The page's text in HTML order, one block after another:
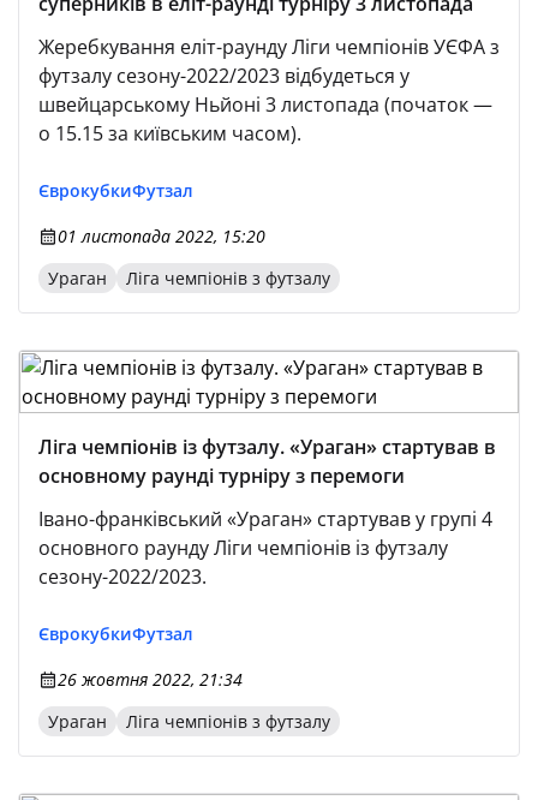
Жеребкування еліт-раунду Ліги чемпіонів УЄФА з
футзалу сезону-2022/2023 відбудеться у
швейцарському Ньйоні 3 листопада (початок —
о 15.15 за київським часом).
ЄврокубкиФутзал
01 листопада 2022, 15:20
Ураган
Ліга чемпіонів з футзалу
Ліга чемпіонів із футзалу. «Ураган» стартував в
основному раунді турніру з перемоги
Івано-франківський «Ураган» стартував у групі 4
основного раунду Ліги чемпіонів із футзалу
сезону-2022/2023.
ЄврокубкиФутзал
26 жовтня 2022, 21:34
Ураган
Ліга чемпіонів з футзалу